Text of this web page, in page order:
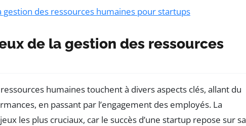
gestion des ressources humaines pour startups
de la gestion des ressources
humaines touchent à divers aspects clés, allant du
en passant par l’engagement des employés. La
les plus cruciaux, car le succès d’une startup repose sur sa